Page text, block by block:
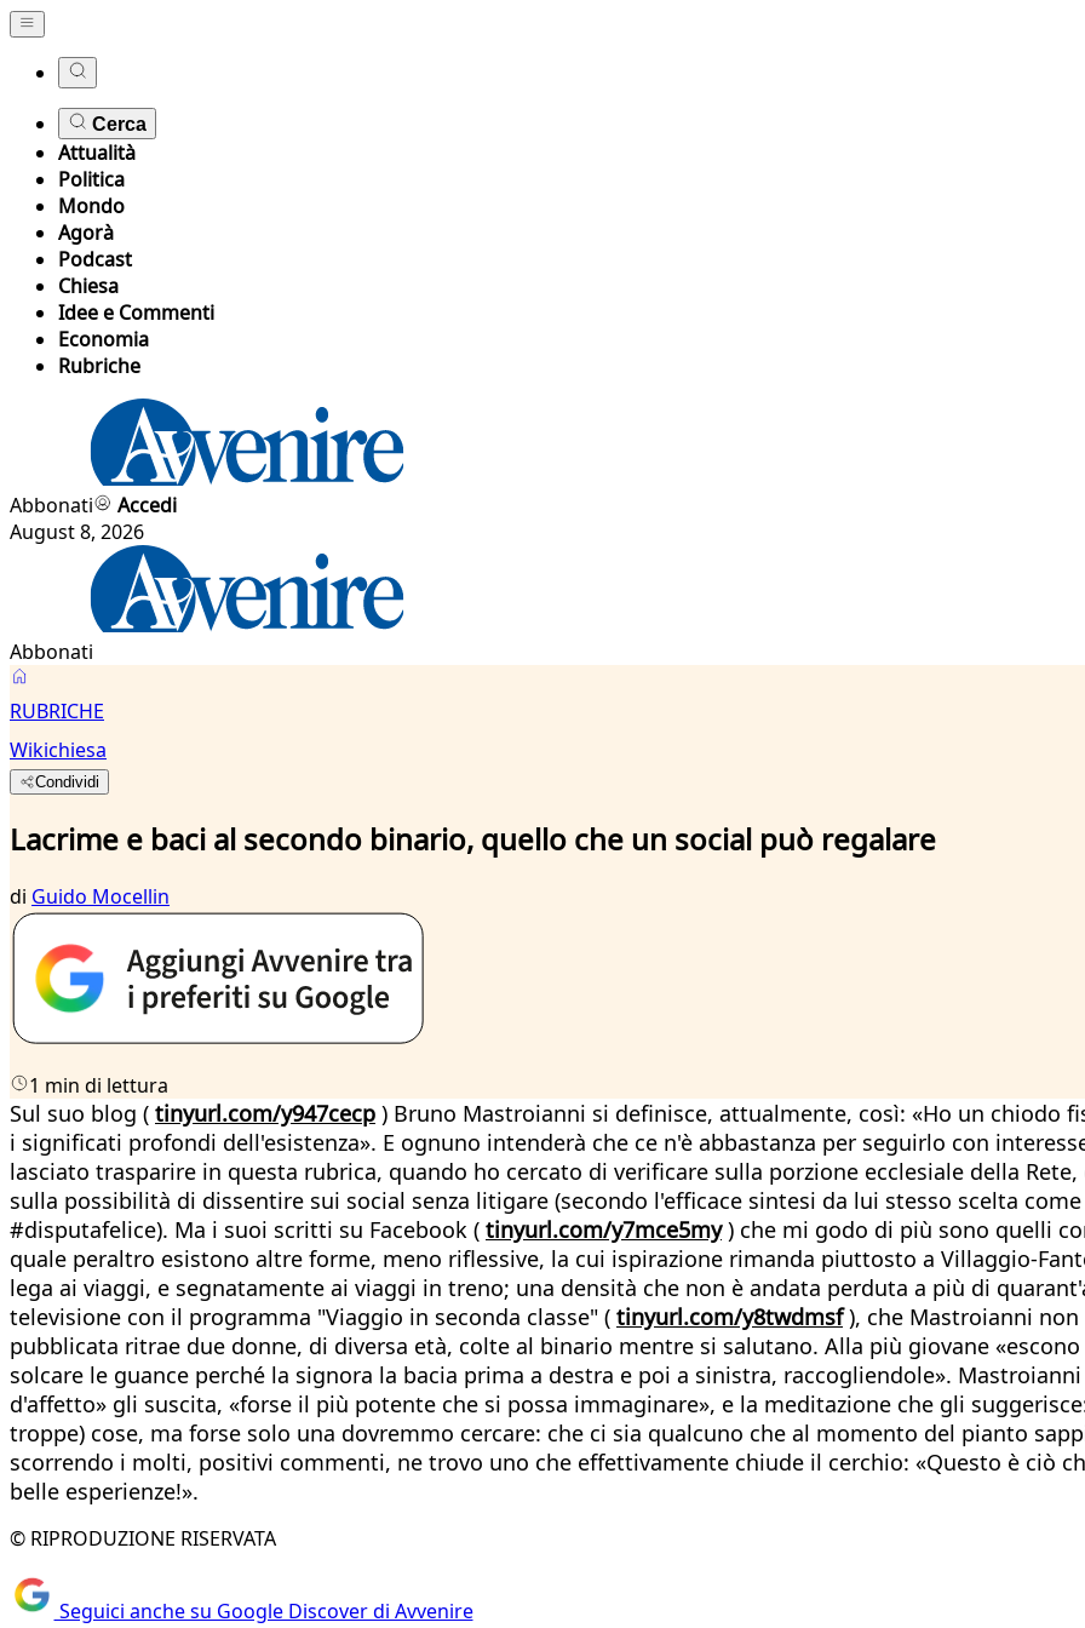
Cerca
Attualità
Politica
Mondo
Agorà
Podcast
Chiesa
Idee e Commenti
Economia
Rubriche
Abbonati
Accedi
August 8, 2026
Abbonati
RUBRICHE
Wikichiesa
Condividi
Lacrime e baci al secondo binario, quello che un social può regalare
di Guido Mocellin
1 min di lettura
Sul suo blog ( tinyurl.com/y947cecp ) Bruno Mastroianni si definisce, attualmente, così: «Ho un chiodo
i significati profondi dell'esistenza». E ognuno intenderà che ce n'è abbastanza per seguirlo con
lasciato trasparire in questa rubrica, quando ho cercato di verificare sulla porzione ecclesiale della
sulla possibilità di dissentire sui social senza litigare (secondo l'efficace sintesi da lui stesso scelta
#disputafelice). Ma i suoi scritti su Facebook ( tinyurl.com/y7mce5my) che mi godo di più sono quelli
quale peraltro esistono altre forme, meno riflessive, la cui ispirazione rimanda piuttosto a Villaggio-
lega ai viaggi, e segnatamente ai viaggi in treno; una densità che non è andata perduta a più di
televisione con il programma "Viaggio in seconda classe" ( tinyurl.com/y8twdmsf), che Mastroianni
pubblicata ritrae due donne, di diversa età, colte al binario mentre si salutano. Alla più giovane
solcare le guance perché la signora la bacia prima a destra e poi a sinistra, raccogliendole».
d'affetto» gli suscita, «forse il più potente che si possa immaginare», e la meditazione che gli
troppe) cose, ma forse solo una dovremmo cercare: che ci sia qualcuno che al momento del pianto
scorrendo i molti, positivi commenti, ne trovo uno che effettivamente chiude il cerchio: «Questo è ciò
belle esperienze!».
© RIPRODUZIONE RISERVATA
Seguici anche su Google Discover di Avvenire